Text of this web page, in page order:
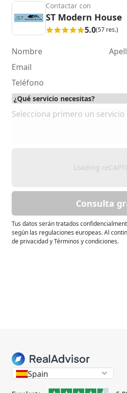
Contactar con
ST Modern House
5.0(57 res.)
Loading
Consulta
Tus datos serán tratados
según las regulaciones europeas. Al
de privacidad y Términos y condiciones.
Spain